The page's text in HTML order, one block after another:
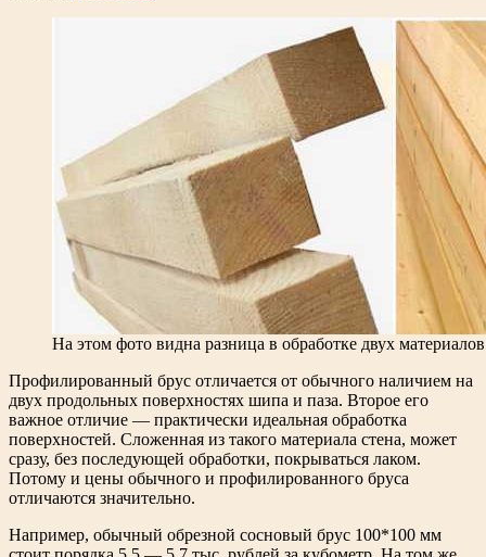
На этом фото видна разница в обработке двух материалов
Профилированный брус отличается от обычного наличием на
двух продольных поверхностях шипа и паза. Второе его
важное отличие — практически идеальная обработка
поверхностей. Сложенная из такого материала стена, может
сразу, без последующей обработки, покрываться лаком.
Потому и цены обычного и профилированного бруса
отличаются значительно.
Например, обычный обрезной сосновый брус 100*100 мм